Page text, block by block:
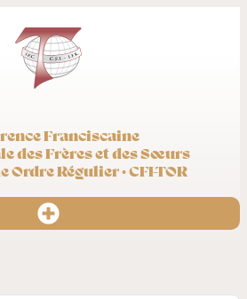
Franciscaine
des Frères et des Sœurs
Régulier · CFI-TOR